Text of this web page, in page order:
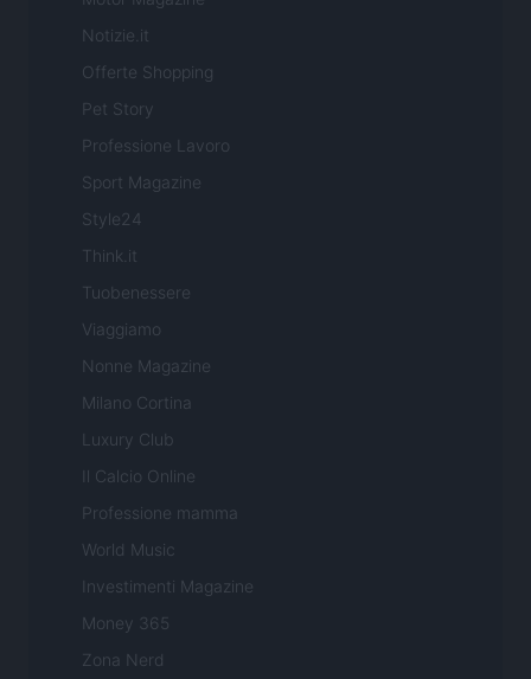
Notizie.it
Offerte Shopping
Pet Story
Professione Lavoro
Sport Magazine
Style24
Think.it
Tuobenessere
Viaggiamo
Nonne Magazine
Milano Cortina
Luxury Club
Il Calcio Online
Professione mamma
World Music
Investimenti Magazine
Money 365
Zona Nerd